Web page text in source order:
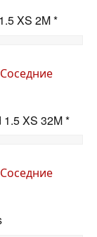
XS 2M *
XS 32M *